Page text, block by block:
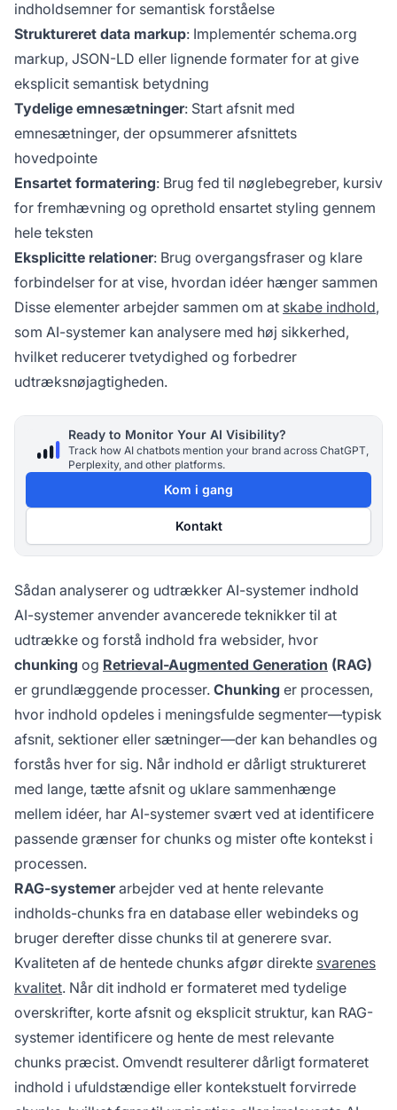
indholdsemner for semantisk forståelse
Struktureret data markup: Implementér schema.org
markup, JSON-LD eller lignende formater for at give
eksplicit semantisk betydning
Tydelige emnesætninger: Start afsnit med
emnesætninger, der opsummerer afsnittets
hovedpointe
Ensartet formatering: Brug fed til nøglebegreber, kursiv
for fremhævning og oprethold ensartet styling gennem
hele teksten
Eksplicitte relationer: Brug overgangsfraser og klare
forbindelser for at vise, hvordan idéer hænger sammen
Disse elementer arbejder sammen om at skabe indhold,
som AI-systemer kan analysere med høj sikkerhed,
hvilket reducerer tvetydighed og forbedrer
udtræksnøjagtigheden.
Ready to Monitor Your AI Visibility?
Track how AI chatbots mention your brand across ChatGPT,
Perplexity, and other platforms.
Kom i gang
Kontakt
Sådan analyserer og udtrækker AI-systemer indhold
AI-systemer anvender avancerede teknikker til at
udtrække og forstå indhold fra websider, hvor
chunking og Retrieval-Augmented Generation (RAG)
er grundlæggende processer. Chunking er processen,
hvor indhold opdeles i meningsfulde segmenter—typisk
afsnit, sektioner eller sætninger—der kan behandles og
forstås hver for sig. Når indhold er dårligt struktureret
med lange, tætte afsnit og uklare sammenhænge
mellem idéer, har AI-systemer svært ved at identificere
passende grænser for chunks og mister ofte kontekst i
processen.
RAG-systemerarbejder ved at hente relevante
indholds-chunks fra en database eller webindeks og
bruger derefter disse chunks til at generere svar.
Kvaliteten af de hentede chunks afgør direkte svarenes
kvalitet. Når dit indhold er formateret med tydelige
overskrifter, korte afsnit og eksplicit struktur, kan RAG-
systemer identificere og hente de mest relevante
chunks præcist. Omvendt resulterer dårligt formateret
indhold i ufuldstændige eller kontekstuelt forvirrede